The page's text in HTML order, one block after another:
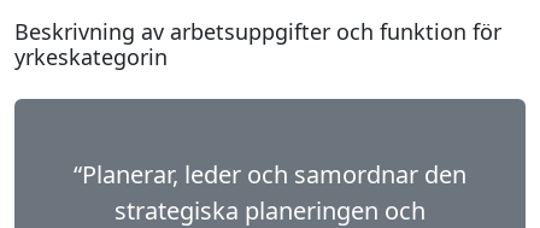
Beskrivning av arbetsuppgifter och funktion för
yrkeskategorin
“Planerar, leder och samordnar den
strategiska planeringen och